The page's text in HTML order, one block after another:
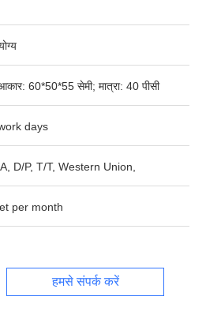
60*50*55 सेमी; मात्रा: 40 पीसी
days
D/P, T/T, Western Union,
per month
हमसे संपर्क करें